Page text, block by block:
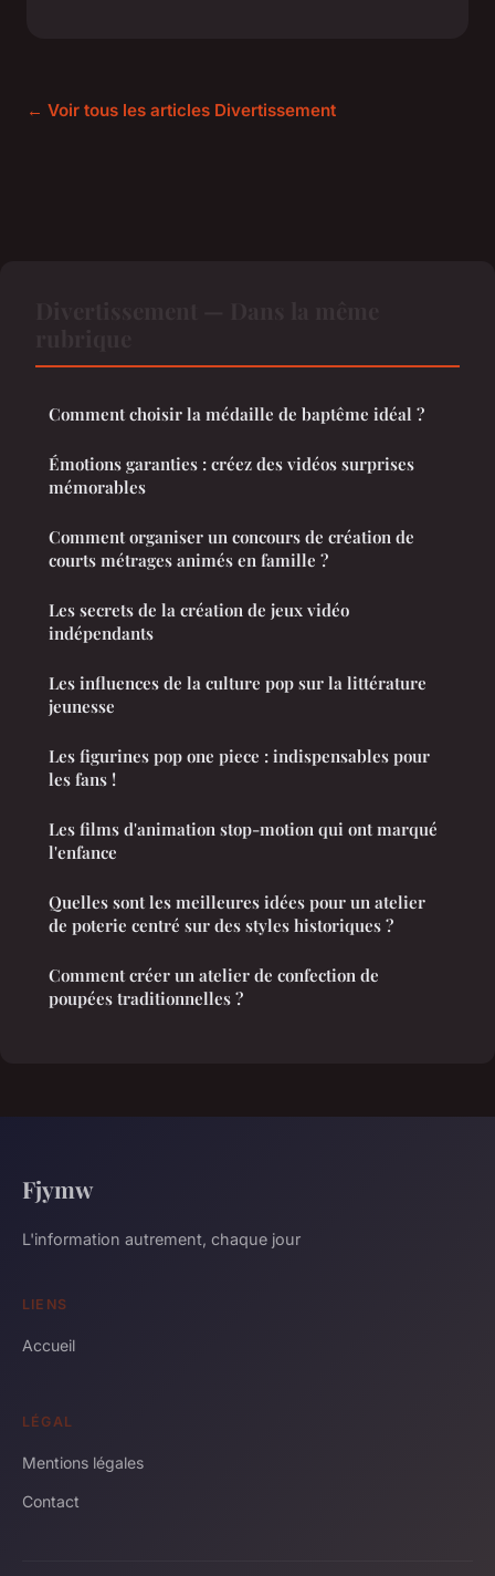
← Voir tous les articles Divertissement
Comment choisir la médaille de baptême idéal ?
Émotions garanties : créez des vidéos surprises
mémorables
Comment organiser un concours de création de
courts métrages animés en famille ?
Les secrets de la création de jeux vidéo
indépendants
Les influences de la culture pop sur la littérature
jeunesse
Les figurines pop one piece : indispensables pour
les fans !
Les films d'animation stop-motion qui ont marqué
l'enfance
Quelles sont les meilleures idées pour un atelier
de poterie centré sur des styles historiques ?
Comment créer un atelier de confection de
poupées traditionnelles ?
Fjymw
L'information autrement, chaque jour
LIENS
Accueil
LÉGAL
Mentions légales
Contact